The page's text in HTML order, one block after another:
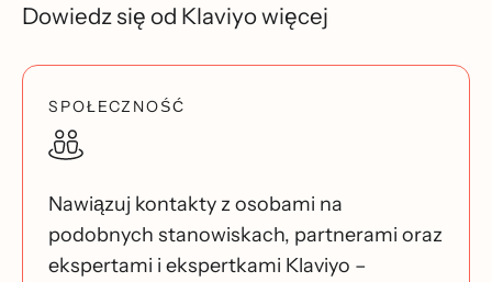
Dowiedz się od Klaviyo więcej
SPOŁECZNOŚĆ
Nawiązuj kontakty z osobami na
podobnych stanowiskach, partnerami oraz
ekspertami i ekspertkami Klaviyo –